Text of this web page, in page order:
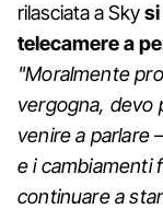
rilasciata a Skysi
telecamere a
"Moralmente
vergogna, devo
venire a parlare
e i cambiamenti
continuare a